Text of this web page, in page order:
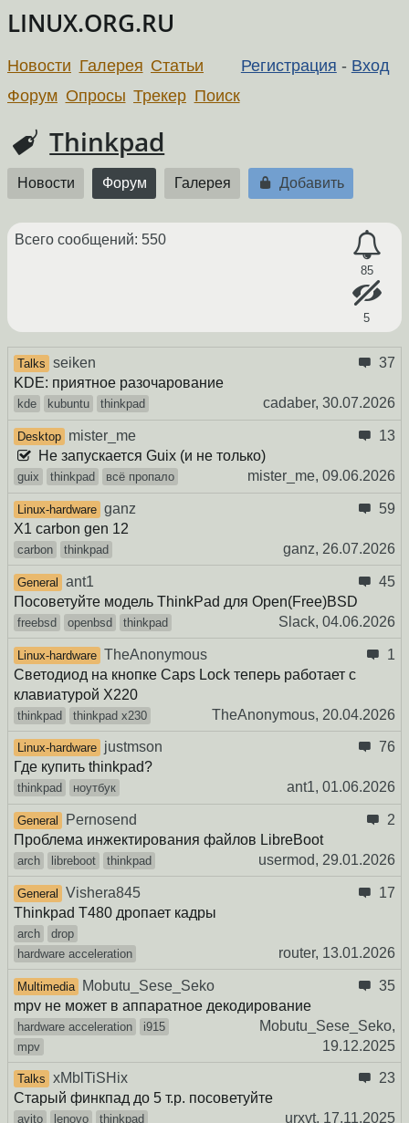
LINUX.ORG.RU
Регистрация - Вход
Новости Галерея Статьи
Форум Опросы Трекер Поиск
Thinkpad
Новости Форум Галерея Добавить
85
5
Всего сообщений: 550
Talks seiken
37
KDE: приятное разочарование
kde kubuntu thinkpad cadaber, 30.07.2026
Desktop mister_me
13
Не запускается Guix (и не только)
guix thinkpad всё пропало mister_me, 09.06.2026
Linux-hardware ganz
59
X1 carbon gen 12
carbon thinkpad ganz, 26.07.2026
General ant1
45
Посоветуйте модель ThinkPad для Open(Free)BSD
freebsd openbsd thinkpad Slack, 04.06.2026
Linux-hardware TheAnonymous
1
Светодиод на кнопке Caps Lock теперь работает с
клавиатурой X220
thinkpad thinkpad x230 TheAnonymous, 20.04.2026
Linux-hardware justmson
76
Где купить thinkpad?
thinkpad ноутбук ant1, 01.06.2026
General Pernosend
2
Проблема инжектирования файлов LibreBoot
arch libreboot thinkpad usermod, 29.01.2026
General Vishera845
17
Thinkpad T480 дропает кадры
arch
drop
hardware acceleration
router, 13.01.2026
Multimedia Mobutu_Sese_Seko
35
mpv не может в аппаратное декодирование
hardware acceleration
i915
mpv
Mobutu_Sese_Seko,
19.12.2025
Talks xMblTiSHix
23
Старый финкпад до 5 т.р. посоветуйте
avito lenovo thinkpad urxvt, 17.11.2025